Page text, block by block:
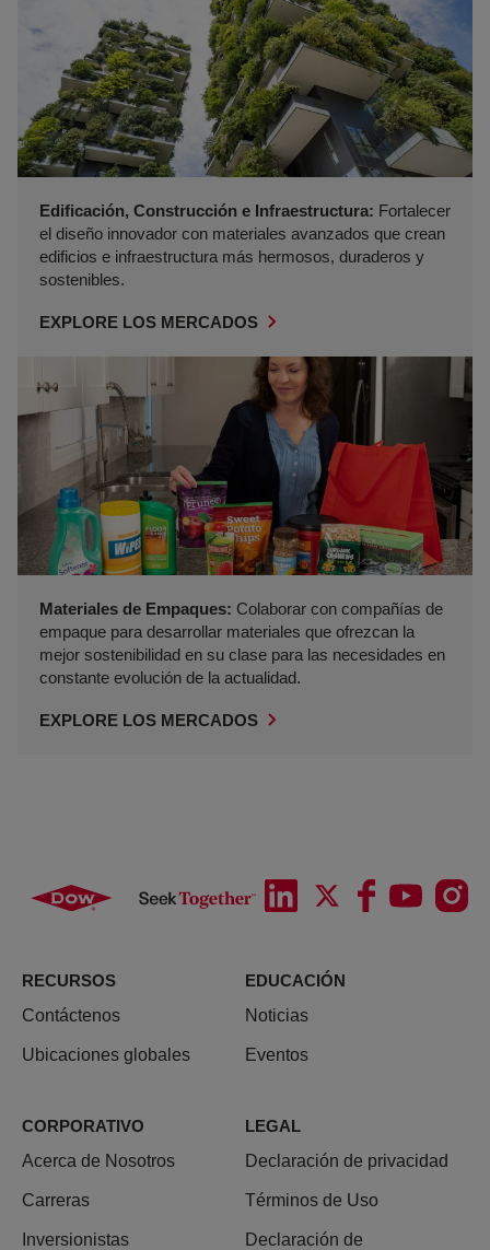
Edificación, Construcción e Infraestructura: Fortalecer
el diseño innovador con materiales avanzados que crean
edificios e infraestructura más hermosos, duraderos y
sostenibles.
EXPLORE LOS MERCADOS
Materiales de Empaques: Colaborar con compañías de
empaque para desarrollar materiales que ofrezcan la
mejor sostenibilidad en su clase para las necesidades en
constante evolución de la actualidad.
EXPLORE LOS MERCADOS
RECURSOS
Contáctenos
Ubicaciones globales
EDUCACIÓN
Noticias
Eventos
CORPORATIVO
Acerca de Nosotros
Carreras
Inversionistas
LEGAL
Declaración de privacidad
Términos de Uso
Declaración de